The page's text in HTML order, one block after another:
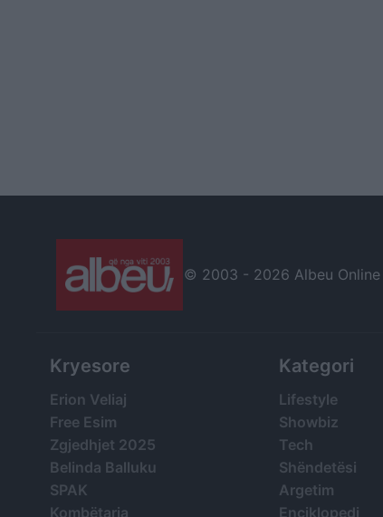
© 2003 - 2026 Albeu
Kryesore
Erion Veliaj
Free Esim
Zgjedhjet 2025
Belinda Balluku
SPAK
Kombëtarja
Kategori
Lifestyle
Showbiz
Tech
Shëndetësi
Argetim
Enciklopedi